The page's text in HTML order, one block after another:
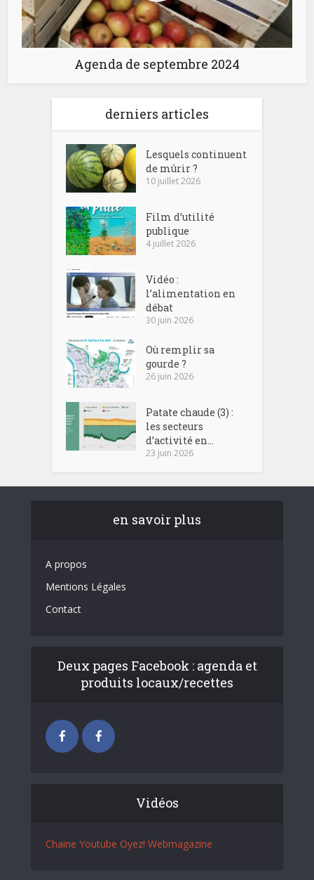
Agenda de septembre 2024
derniers articles
Lesquels continuent
de mûrir ?
10 juillet 2026
Film d’utilité
publique
4 juillet 2026
Vidéo :
l’alimentation en
débat
30 juin 2026
Où remplir sa
gourde ?
26 juin 2026
Patate chaude (3) :
les secteurs
d’activité en...
23 juin 2026
en savoir plus
A propos
Mentions Légales
Contact
Deux pages Facebook : agenda et
produits locaux/recettes
Vidéos
Chaine Youtube Oyez! Webmagazine